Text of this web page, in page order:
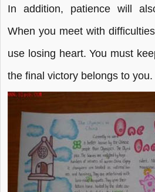
In addition, patience will
When you meet with
use losing heart. You must
the final victory belongs to you.